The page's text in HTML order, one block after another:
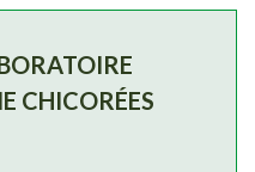
CHICORÉES